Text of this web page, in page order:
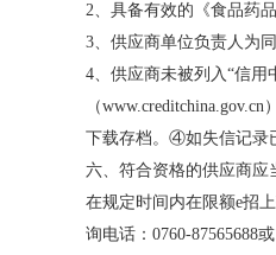
2、具备有效的《食品药
3、供应商单位负责人 为
4、 供应商未被列入“信用
（
下载存档。④如失信记录
六、符合资格的供应商应
在规定时间内在限额e招
询电话： 0760-87565688